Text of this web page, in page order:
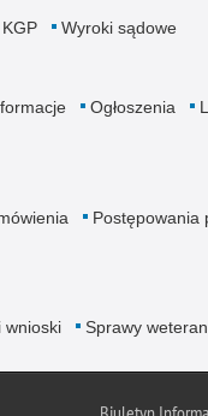
Wyroki sądowe
Ogłoszenia
Postępowania
wnioski Sprawy